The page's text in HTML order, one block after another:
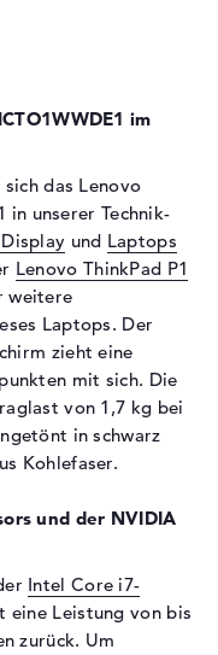
entspiegelt, LED-
Card
im
das Lenovo
in unserer Technik-
und Laptops
Lenovo ThinkPad P1
weitere
Laptops. Der
zieht eine
mit sich. Die
von 1,7 kg bei
in schwarz
Kohlefaser.
und der NVIDIA
Intel Core i7-
eine Leistung von bis
zurück. Um